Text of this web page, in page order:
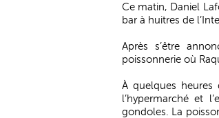
Ce matin, Daniel
bar à huitres de
Après s’être
poissonnerie où
À quelques
l’hypermarché et
gondoles. La